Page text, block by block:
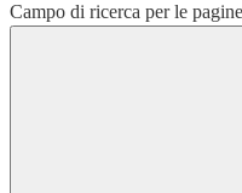
Campo di ricerca per le